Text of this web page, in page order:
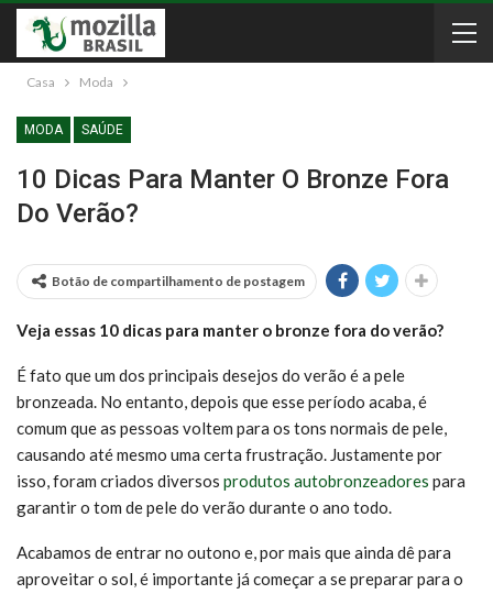
Casa Moda
MODA SAÚDE
10 Dicas Para Manter O Bronze Fora
Do Verão?
Botão de compartilhamento de postagem
Veja essas 10 dicas para manter o bronze fora do verão?
É fato que um dos principais desejos do verão é a pele
bronzeada. No entanto, depois que esse período acaba, é
comum que as pessoas voltem para os tons normais de pele,
causando até mesmo uma certa frustração. Justamente por
isso, foram criados diversos produtos autobronzeadores para
garantir o tom de pele do verão durante o ano todo.
Acabamos de entrar no outono e, por mais que ainda dê para
aproveitar o sol, é importante já começar a se preparar para o